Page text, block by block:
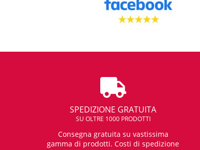
SPEDIZIONE GRATUITA
SU OLTRE 1000 PRODOTTI
Consegna gratuita su vastissima
gamma di prodotti. Costi di spedizione